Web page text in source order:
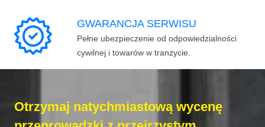
GWARANCJA SERWISU
Pełne ubezpieczenie od odpowiedzialności
cywilnej i towarów w tranzycie.
Otrzymaj natychmiastową wycenę